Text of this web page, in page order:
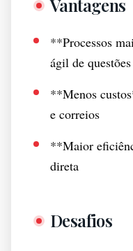
Vantagens
**Processos
ágil de questões
**Menos
e correios
**Maior
direta
Desafios